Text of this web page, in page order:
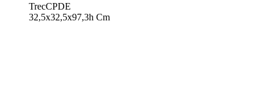
TrecCPDE
32,5x32,5x97,3h Cm